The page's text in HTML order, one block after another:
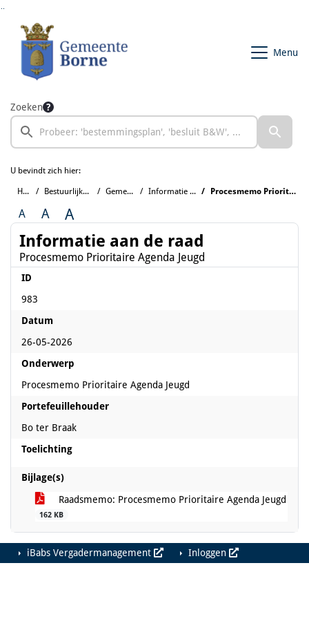
Menu
Zoeken
U bevindt zich hier:
Home Bestuurlijke informatie Gemeenteraad Informatie aan de raad Procesmemo Prioritaire Agenda Jeugd
A A A
Informatie aan de raad
Procesmemo Prioritaire Agenda Jeugd
ID
983
Datum
26-05-2026
Onderwerp
Procesmemo Prioritaire Agenda Jeugd
Portefeuillehouder
Bo ter Braak
Toelichting
Bijlage(s)
Raadsmemo: Procesmemo Prioritaire Agenda Jeugd
162 KB
iBabs Vergadermanagement Inloggen